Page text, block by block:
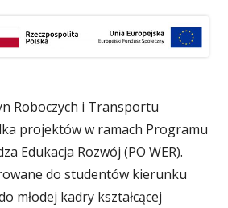
Roboczych i Transportu
projektów w ramach Programu
Edukacja Rozwój (PO WER).
do studentów kierunku
młodej kadry kształcącej